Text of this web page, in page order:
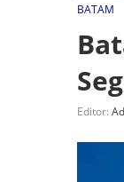
BATAM
Editor: